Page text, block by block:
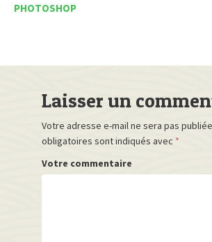
PHOTOSHOP
Laisser un
Votre adresse e-mail ne sera pas
obligatoires sont indiqués avec *
Votre commentaire